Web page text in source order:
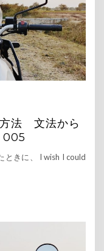
法 文法から
005
ときに、 I wish I could